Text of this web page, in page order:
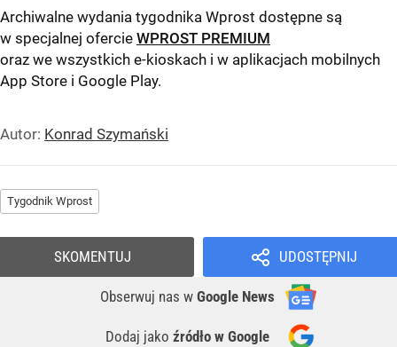
Archiwalne wydania tygodnika Wprost dostępne są
w specjalnej ofercie WPROST PREMIUM
oraz we wszystkich e-kioskach i w aplikacjach mobilnych
App Store i Google Play.
Autor: Konrad Szymański
Tygodnik Wprost
UDOSTĘPNIJ
Obserwuj nas w Google News
Dodaj jako źródło w Google
SKOMENTUJ